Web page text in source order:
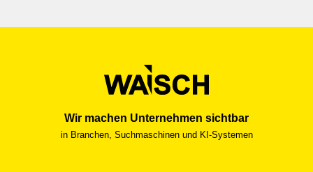
Wir machen Unternehmen sichtbar
in Branchen, Suchmaschinen und KI-Systemen